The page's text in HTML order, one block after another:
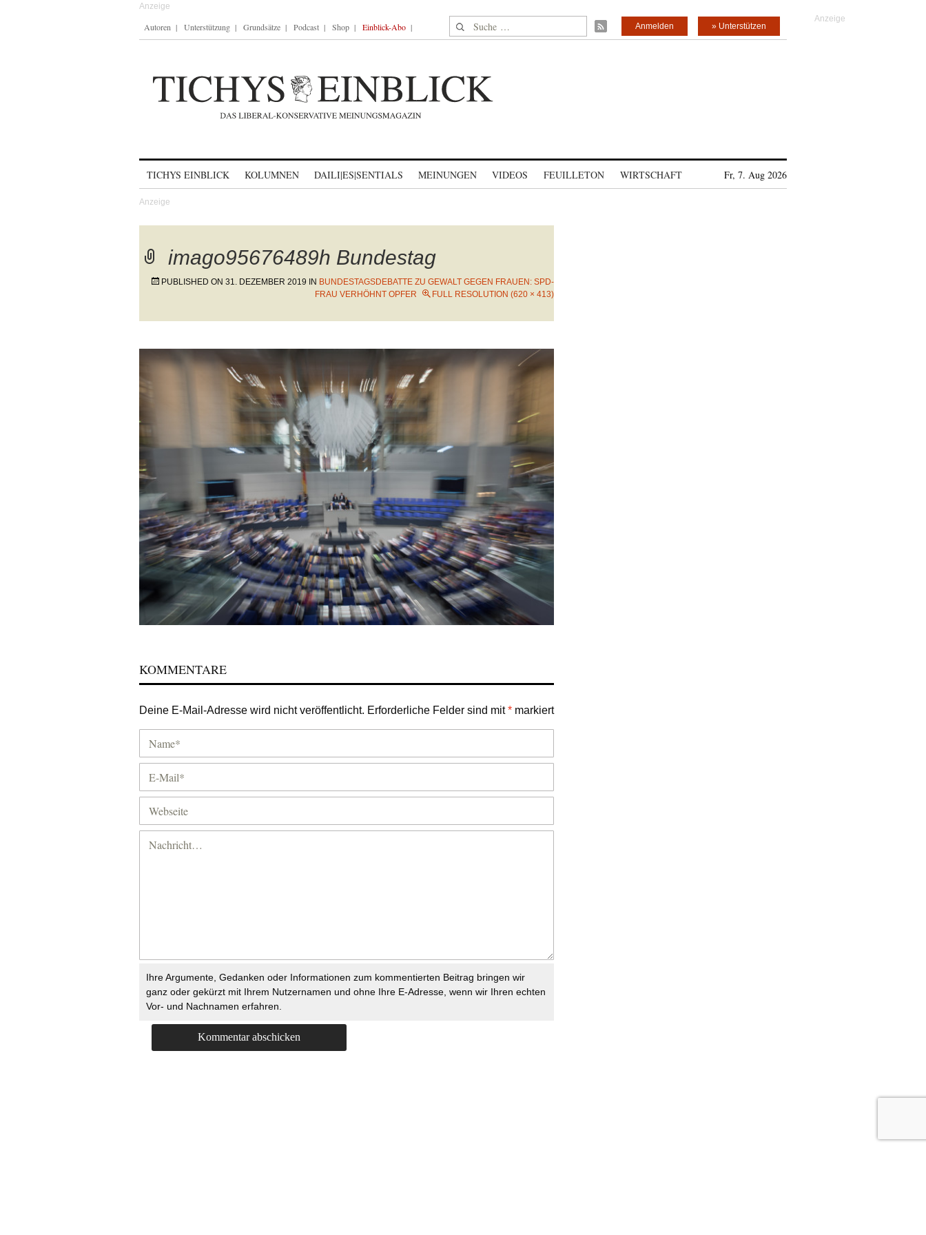
Autoren Unterstützung Grundsätze Podcast Shop Einblick-Abo Suche nach: » Unterstützen
Anmelden
TICHYS EINBLICK KOLUMNEN DAILI|ES|SENTIALS MEINUNGEN VIDEOS FEUILLETON WIRTSCHAFT Fr, 7. Aug 2026
imago95676489h Bundestag
PUBLISHED ON 31. DEZEMBER 2019 IN BUNDESTAGSDEBATTE ZU GEWALT GEGEN FRAUEN: SPD-
FRAU VERHÖHNT OPFER
FULL RESOLUTION (620 × 413)
KOMMENTARE
Deine E-Mail-Adresse wird nicht veröffentlicht. Erforderliche Felder sind mit* markiert
Ihre Argumente, Gedanken oder Informationen zum kommentierten Beitrag bringen wir
ganz oder gekürzt mit Ihrem Nutzernamen und ohne Ihre E-Adresse, wenn wir Ihren echten
Vor- und Nachnamen erfahren.